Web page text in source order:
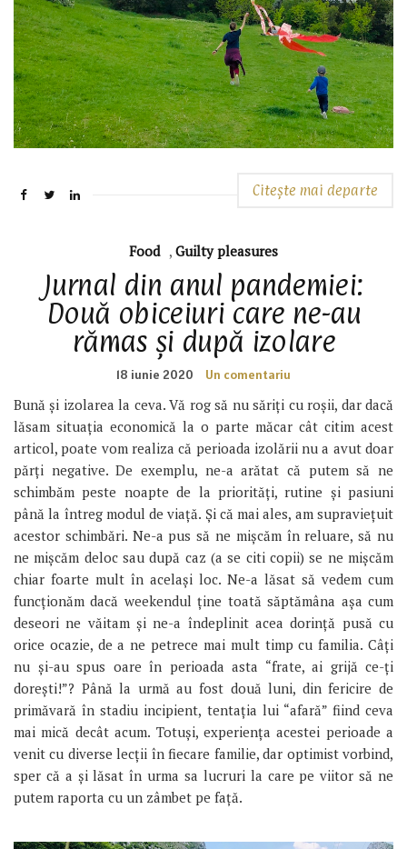
Citește mai departe
Food , Guilty pleasures
Jurnal din anul pandemiei:
Două obiceiuri care ne-au
rămas și după izolare
18 iunie 2020 Un comentariu
Bună și izolarea la ceva. Vă rog să nu săriți cu roșii, dar dacă
lăsam situația economică la o parte măcar cât citim acest
articol, poate vom realiza că perioada izolării nu a avut doar
părți negative. De exemplu, ne-a arătat că putem să ne
schimbăm peste noapte de la priorități, rutine și pasiuni
până la întreg modul de viață. Și că mai ales, am supraviețuit
acestor schimbări. Ne-a pus să ne mișcăm în reluare, să nu
ne mișcăm deloc sau după caz (a se citi copii) se ne mișcăm
chiar foarte mult în același loc. Ne-a lăsat să vedem cum
funcționăm dacă weekendul ține toată săptămâna așa cum
deseori ne văitam și ne-a îndeplinit acea dorință pusă cu
orice ocazie, de a ne petrece mai mult timp cu familia. Câți
nu și-au spus oare în perioada asta “frate, ai grijă ce-ți
dorești!”? Până la urmă au fost două luni, din fericire de
primăvară în stadiu incipient, tentația lui “afară” fiind ceva
mai mică decât acum. Totuși, experiența acestei perioade a
venit cu diverse lecții în fiecare familie, dar optimist vorbind,
sper că a și lăsat în urma sa lucruri la care pe viitor să ne
putem raporta cu un zâmbet pe față.